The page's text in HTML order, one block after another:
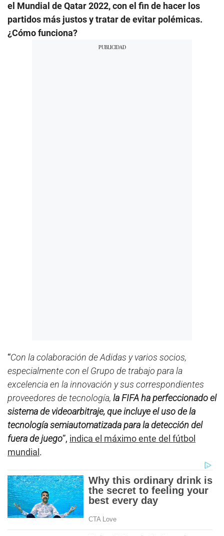
el Mundial de Qatar 2022, con el fin de hacer los
partidos más justos y tratar de evitar polémicas.
¿Cómo funciona?
“Con la colaboración de Adidas y varios socios,
especialmente con el Grupo de trabajo para la
excelencia en la innovación y sus correspondientes
proveedores de tecnología, la FIFA ha perfeccionado el
sistema de videoarbitraje, que incluye el uso de la
tecnología semiautomatizada para la detección del
fuera de juego”, indica el máximo ente del fútbol
mundial .